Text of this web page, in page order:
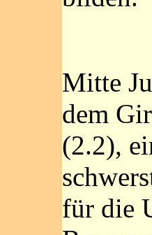
Mitte
dem
(2.2),
für die